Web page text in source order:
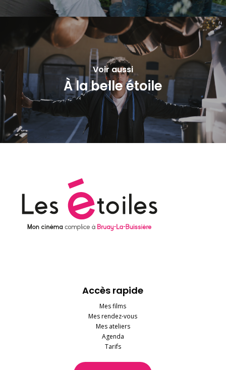
Voir aussi
À la belle étoile
Accès rapide
Mes films
Mes rendez-vous
Mes ateliers
Agenda
Tarifs